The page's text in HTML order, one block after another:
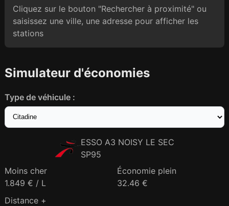
Cliquez sur le bouton "Rechercher à proximité" ou
saisissez une ville, une adresse pour afficher les
stations
Simulateur d'économies
Type de véhicule :
ESSO A3 NOISY LE SEC
SP95
Moins cher
1.849 € / L
Économie plein
32.46 €
Distance +